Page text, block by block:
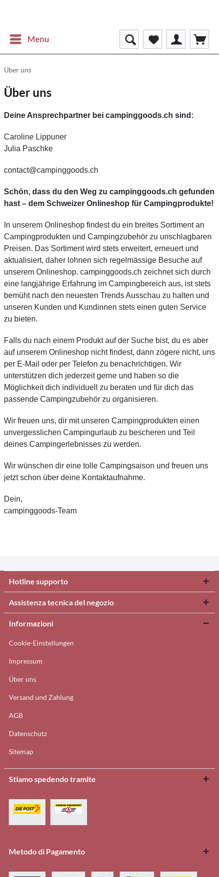
Menu
Über uns
Über uns
Deine Ansprechpartner bei campinggoods.ch sind:
Caroline Lippuner
Julia Paschke
contact@campinggoods.ch
Schön, dass du den Weg zu campinggoods.ch gefunden
hast – dem Schweizer Onlineshop für Campingprodukte!
In unserem Onlineshop findest du ein breites Sortiment an
Campingprodukten und Campingzubehör zu unschlagbaren
Preisen. Das Sortiment wird stets erweitert, erneuert und
aktualisiert, daher lohnen sich regelmässige Besuche auf
unserem Onlineshop. campinggoods.ch zeichnet sich durch
eine langjährige Erfahrung im Campingbereich aus, ist stets
bemüht nach den neuesten Trends Ausschau zu halten und
unseren Kunden und Kundinnen stets einen guten Service
zu bieten.
Falls du nach einem Produkt auf der Suche bist, du es aber
auf unserem Onlineshop nicht findest, dann zögere nicht, uns
per E-Mail oder per Telefon zu benachrichtigen. Wir
unterstützen dich jederzeit gerne und haben so die
Möglichkeit dich individuell zu beraten und für dich das
passende Campingzubehör zu organisieren.
Wir freuen uns, dir mit unseren Campingprodukten einen
unvergesslichen Campingurlaub zu bescheren und Teil
deines Campingerlebnisses zu werden.
Wir wünschen dir eine tolle Campingsaison und freuen uns
jetzt schon über deine Kontaktaufnahme.
Dein,
campinggoods-Team
Hotline supporto
Assistenza tecnica del negozio
Informazioni
Cookie-Einstellungen
Impressum
Über uns
Versand und Zahlung
AGB
Datenschutz
Sitemap
Stiamo spedendo tramite
Metodo di Pagamento